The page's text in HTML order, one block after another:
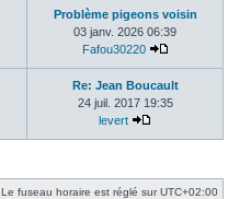
Problème pigeons voisin
03 janv. 2026 06:39
Fafou30220
Re: Jean Boucault
24 juil. 2017 19:35
levert
Le fuseau horaire est réglé surUTC+02:00